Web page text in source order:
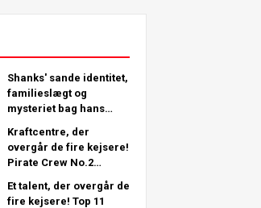
Shanks' sande identitet,
familieslægt og
mysteriet bag hans
dybdegående analyse
fra det seneste kapitel!
Kraftcentre, der
overgår de fire kejsere!
Pirate Crew No.2
Stærkeste placeringer
TOP 11 (fra 5. til 1.)
Et talent, der overgår de
fire kejsere! Top 11